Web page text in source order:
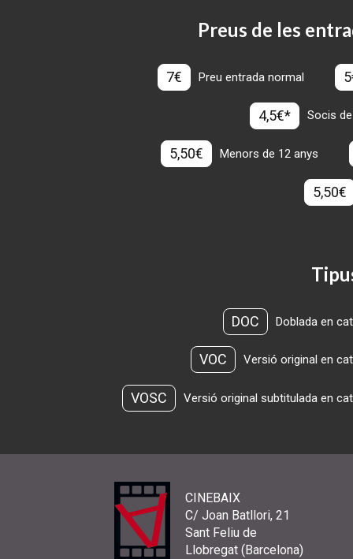
Preus de les
7€ Preu entrada normal
4,5€* Socis
5,50€ Menors de 12 anys
5,50€
DOC Doblada en
VOC Versió original en
VOSC Versió original subtitulada en
CINEBAIX
C/ Joan Batllori, 21
Sant Feliu de
Llobregat (Barcelona)